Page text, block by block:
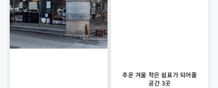
추운 겨울 작은 쉼표가 되어줄
공간 3곳